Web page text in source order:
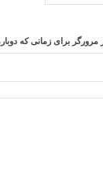
برای زمانی که